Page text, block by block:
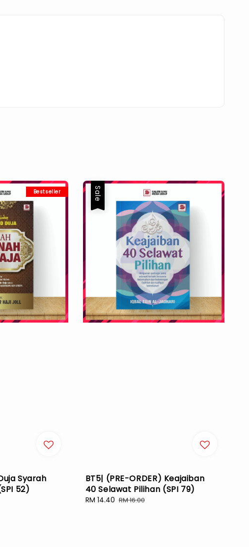
Bestseller
Syarah
52)
Sale
BT5| (PRE-ORDER) Keajaiban
40 Selawat Pilihan (SPI 79)
Sale
RM 14.40 Regular
RM 16.00